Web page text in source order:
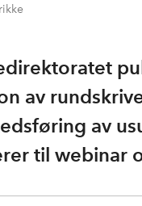
av
av
til webinar